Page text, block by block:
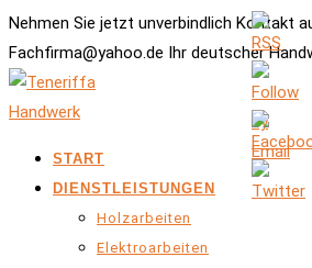
Nehmen Sie jetzt unverbindlich Kontakt
Fachfirma@yahoo.de Ihr deutscher
START
DIENSTLEISTUNGEN
Holzarbeiten
Elektroarbeiten